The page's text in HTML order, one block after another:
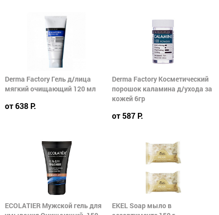
Derma Factory Гель д/лица
мягкий очищающий 120 мл
от 638 Р.
Derma Factory Косметический
порошок каламина д/ухода за
кожей 6гр
от 587 Р.
ECOLATIER Мужской гель для
EKEL Soap мыло в